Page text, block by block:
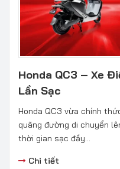
Honda QC3 – Xe
Lần Sạc
Honda QC3 vừa chính
quãng đường di chuyển
thời gian sạc đầy...
Chi tiết